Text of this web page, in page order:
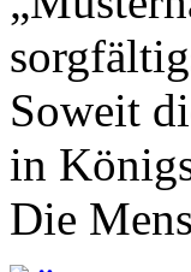
Soweit
in
Die